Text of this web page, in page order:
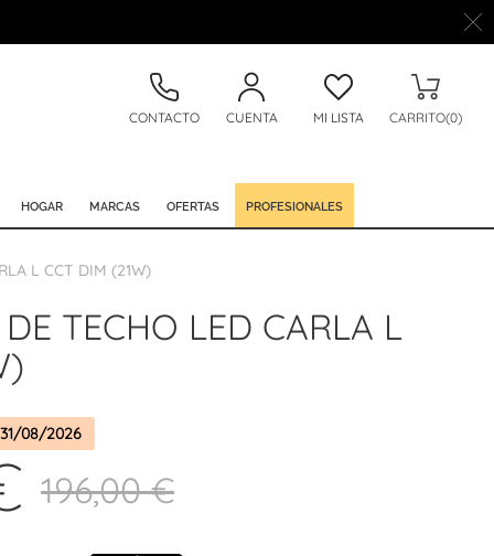
CONTACTO CUENTA MI LISTA CARRITO(0)
HOGAR MARCAS OFERTAS PROFESIONALES
L CCT DIM (21W)
TECHO LED CARLA L
31/08/2026
196,00 €